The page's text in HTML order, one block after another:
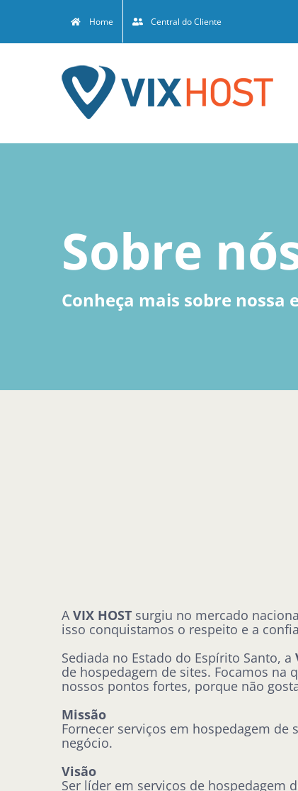
Home Central do Cliente
Sobre
Conheça mais sobre nossa
A VIX HOST surgiu no mercado
isso conquistamos o respeito e a
Sediada no Estado do Espírito Santo, a
de hospedagem de sites. Focamos
nossos pontos fortes, porque não
Missão
Fornecer serviços em hospedagem
negócio.
Visão
Ser líder em serviços de hospedagem